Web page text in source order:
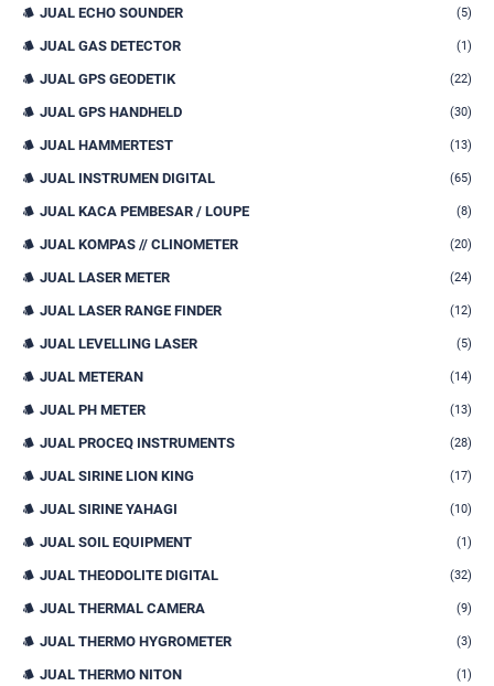
JUAL ECHO SOUNDER (5)
JUAL GAS DETECTOR (1)
JUAL GPS GEODETIK (22)
JUAL GPS HANDHELD (30)
JUAL HAMMERTEST (13)
JUAL INSTRUMEN DIGITAL (65)
JUAL KACA PEMBESAR / LOUPE (8)
JUAL KOMPAS // CLINOMETER (20)
JUAL LASER METER (24)
JUAL LASER RANGE FINDER (12)
JUAL LEVELLING LASER (5)
JUAL METERAN (14)
JUAL PH METER (13)
JUAL PROCEQ INSTRUMENTS (28)
JUAL SIRINE LION KING (17)
JUAL SIRINE YAHAGI (10)
JUAL SOIL EQUIPMENT (1)
JUAL THEODOLITE DIGITAL (32)
JUAL THERMAL CAMERA (9)
JUAL THERMO HYGROMETER (3)
JUAL THERMO NITON (1)